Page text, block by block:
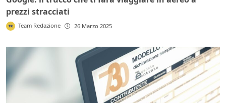
prezzi stracciati
Team Redazione 26 Marzo 2025